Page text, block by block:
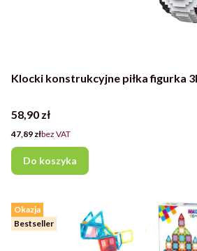
Klocki konstrukcyjne piłka figurka
Cena
58,90 zł
Cena
47,89 złbez VAT
Do koszyka
Okazja
Bestseller